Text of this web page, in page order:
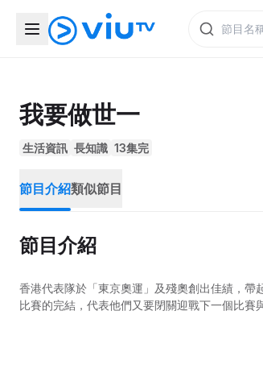
我要做世一
生活資訊 長知識 13集完
節目介紹類似節目
節目介紹
香港代表隊於「東京奧運」及殘奧創出佳績，
比賽的完結，代表他們又要閉關迎戰下一個比賽